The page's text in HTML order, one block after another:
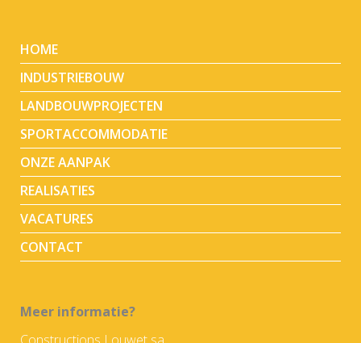
HOME
INDUSTRIEBOUW
LANDBOUWPROJECTEN
SPORTACCOMMODATIE
ONZE AANPAK
REALISATIES
VACATURES
CONTACT
Meer informatie?